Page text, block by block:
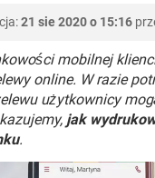
FACEBOOK
FACEBOOK
TIKTOK
WHATSAPP
NETFLIX
FACEBOOK
TIKTOK
WHATSAPP
FACEBOOK
21 sie 2020 o 15:16
mobilnej
online. W razie
użytkownicy
jak
.